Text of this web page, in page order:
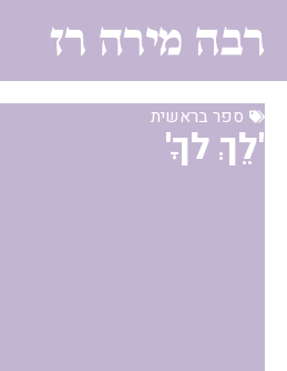
ספר בראשית
'לֵךְ לךָ'